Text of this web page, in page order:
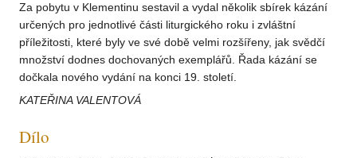
Za pobytu v Klementinu sestavil a vydal několik sbírek kázání
určených pro jednotlivé části liturgického roku i zvláštní
příležitosti, které byly ve své době velmi rozšířeny, jak svědčí
množství dodnes dochovaných exemplářů. Řada kázání se
dočkala nového vydání na konci 19. století.
KATEŘINA VALENTOVÁ
Dílo